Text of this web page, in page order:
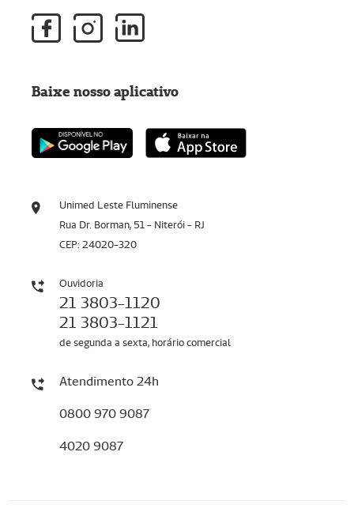
Unimed Leste Fluminense
Rua Dr. Borman, 51 - Niterói - RJ
CEP: 24020-320
Ouvidoria
21 3803-1120
21 3803-1121
de segunda a sexta, horário comercial
Atendimento 24h
0800 970 9087
4020 9087
Baixe nosso aplicativo